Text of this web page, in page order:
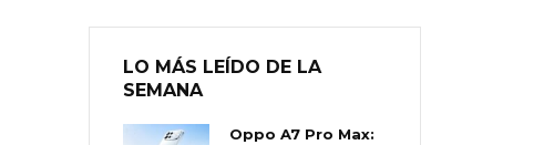
LO MÁS LEÍDO DE LA
SEMANA
Oppo A7 Pro Max: